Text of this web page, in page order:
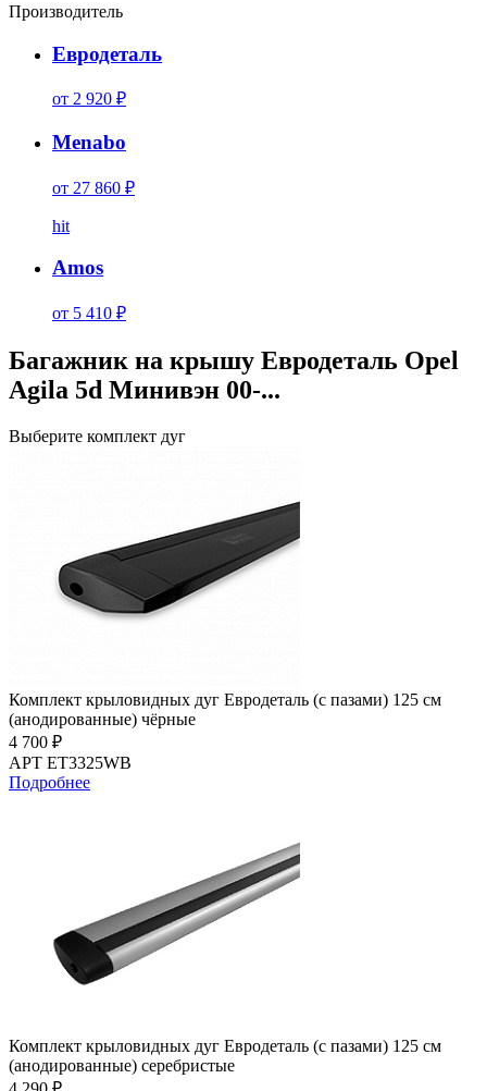
Производитель
Евродеталь
от 2 920 ₽
Menabo
от 27 860 ₽
hit
Amos
от 5 410 ₽
Багажник на крышу Евродеталь Opel
Agila 5d Минивэн 00-...
Выберите комплект дуг
Комплект крыловидных дуг Евродеталь (с пазами) 125 см
(анодированные) чёрные
4 700 ₽
АРТ ET3325WB
Подробнее
Комплект крыловидных дуг Евродеталь (с пазами) 125 см
(анодированные) серебристые